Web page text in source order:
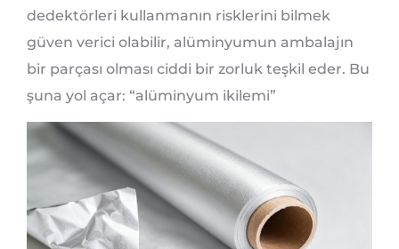
dedektörleri kullanmanın risklerini bilmek
güven verici olabilir, alüminyumun ambalajın
bir parçası olması ciddi bir zorluk teşkil eder. Bu
şuna yol açar: “alüminyum ikilemi”